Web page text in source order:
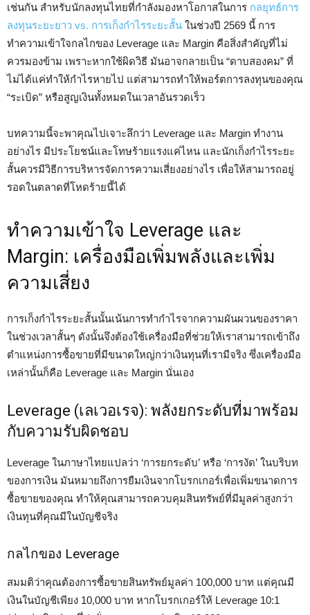
เช่นกัน สำหรับนักลงทุนไทยที่กำลังมองหาโอกาสในการ กลยุทธ์การ
ลงทุนระยะยาว vs. การเก็งกำไรระยะสั้น ในช่วงปี 2569 นี้ การ
ทำความเข้าใจกลไกของ Leverage และ Margin คือสิ่งสำคัญที่ไม่
ควรมองข้าม เพราะหากใช้ผิดวิธี มันอาจกลายเป็น “ดาบสองคม” ที่
ไม่ได้แค่ทำให้กำไรหายไป แต่สามารถทำให้พอร์ตการลงทุนของคุณ
“ระเบิด” หรือสูญเงินทั้งหมดในเวลาอันรวดเร็ว
บทความนี้จะพาคุณไปเจาะลึกว่า Leverage และ Margin ทำงาน
อย่างไร มีประโยชน์และโทษร้ายแรงแค่ไหน และนักเก็งกำไรระยะ
สั้นควรมีวิธีการบริหารจัดการความเสี่ยงอย่างไร เพื่อให้สามารถอยู่
รอดในตลาดที่โหดร้ายนี้ได้
ทำความเข้าใจ Leverage และ
Margin: เครื่องมือเพิ่มพลังและเพิ่ม
ความเสี่ยง
การเก็งกำไรระยะสั้นนั้นเน้นการทำกำไรจากความผันผวนของราคา
ในช่วงเวลาสั้นๆ ดังนั้นจึงต้องใช้เครื่องมือที่ช่วยให้เราสามารถเข้าถึง
ตำแหน่งการซื้อขายที่มีขนาดใหญ่กว่าเงินทุนที่เรามีจริง ซึ่งเครื่องมือ
เหล่านั้นก็คือ Leverage และ Margin นั่นเอง
Leverage (เลเวอเรจ): พลังยกระดับที่มาพร้อม
กับความรับผิดชอบ
Leverage ในภาษาไทยแปลว่า ‘การยกระดับ’ หรือ ‘การงัด’ ในบริบท
ของการเงิน มันหมายถึงการยืมเงินจากโบรกเกอร์เพื่อเพิ่มขนาดการ
ซื้อขายของคุณ ทำให้คุณสามารถควบคุมสินทรัพย์ที่มีมูลค่าสูงกว่า
เงินทุนที่คุณมีในบัญชีจริง
กลไกของ Leverage
สมมติว่าคุณต้องการซื้อขายสินทรัพย์มูลค่า 100,000 บาท แต่คุณมี
เงินในบัญชีเพียง 10,000 บาท หากโบรกเกอร์ให้ Leverage 10:1